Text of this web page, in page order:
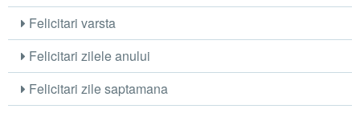
Felicitari varsta
Felicitari zilele anului
Felicitari zile saptamana